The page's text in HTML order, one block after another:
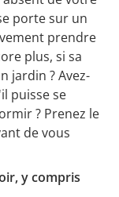
porte sur un
prendre
plus, si sa
jardin ? Avez-
puisse se
? Prenez le
de vous
y compris